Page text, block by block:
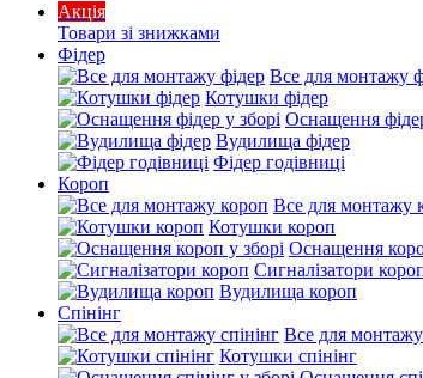
Акція
Товари зі знижками
Фідер
Все для монтажу
Котушки фідер
Оснащення
Вудилища фідер
Фідер годівниці
Короп
Все для монтажу
Котушки короп
Оснащення
Сигналізатори
Вудилища короп
Спінінг
Все для монтажу
Котушки спінінг